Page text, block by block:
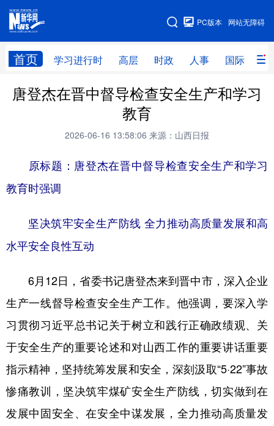
网站无障碍
PC版本
首页 学习进行时 高层 时政 人事 国际 财
网站地图
学习进行时 高层 时政 人事
全球连线
科技 科创 量子 体育
文化
访谈 视频 图片 政务
法律 中央文件
学术中国 乡村振兴 银龄 溯源中国
城市 旅游 能源 会展
彩票 娱乐 时尚 悦读
公益 一带一路 亚太网 上市公司
文化产业
唐登杰在晋中督导检查安全生产和学习
教育
2026-06-16 13:58:06 来源：山西日报
原标题：唐登杰在晋中督导检查安全生产和学习
教育时强调
坚决筑牢安全生产防线 全力推动高质量发展和高
水平安全良性互动
6月12日，省委书记唐登杰来到晋中市，深入企业
生产一线督导检查安全生产工作。他强调，要深入学
习贯彻习近平总书记关于树立和践行正确政绩观、关
于安全生产的重要论述和对山西工作的重要讲话重要
指示精神，坚持统筹发展和安全，深刻汲取“5·22”事故
惨痛教训，坚决筑牢煤矿安全生产防线，切实做到在
发展中固安全、在安全中谋发展，全力推动高质量发